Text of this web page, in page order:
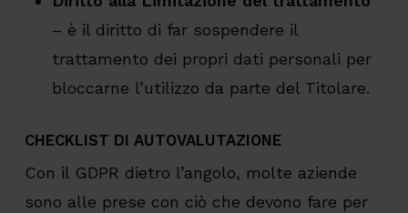
– è il diritto di far sospendere il
trattamento dei propri dati personali per
bloccarne l’utilizzo da parte del Titolare.
CHECKLIST DI AUTOVALUTAZIONE
Con il GDPR dietro l’angolo, molte aziende
sono alle prese con ciò che devono fare per